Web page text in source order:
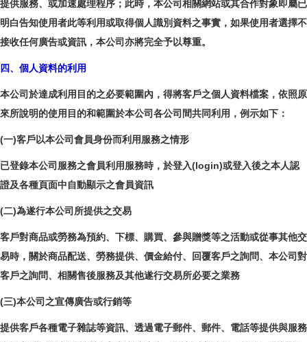
提供服務、或加速處理程序；此時，本公司相關網站或其合作對象即屬已
明白告知使用者此等利用或取得個人識別資料之事實，如果使用者選擇不
接收任何廣告或資訊，本公司亦將完全予以尊重。
四、個人資料的利用
本公司於達成利用目的之必要範圍內，得將客戶之個人資料檔案，依照原
來所說明的使用目的和範圍於本公司各公司間共同利用，例示如下：
(一)客戶以本公司會員身份而利用服務之情形
已登錄本公司服務之會員利用服務時，於登入(login)或登入後之本人認
證及各種頁面中自動顯示之會員資訊
(二)為遂行本公司所提供之交易
客戶對商品或勞務為預約、下標、購買、參與贈獎等之活動或從事其他交
易時，關於商品配送、勞務提供、價金給付、回覆客戶之詢問、本公司對
客戶之詢問、相關售後服務及其他遂行交易所必要之業務
(三)本公司之宣傳廣告或行銷等
提供客戶各種電子雜誌等資訊、透過電子郵件、郵件、電話等提供與服務